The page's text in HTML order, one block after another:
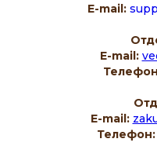
E-mail:
E-mail:
Телефон
E-mail:
Телефон: